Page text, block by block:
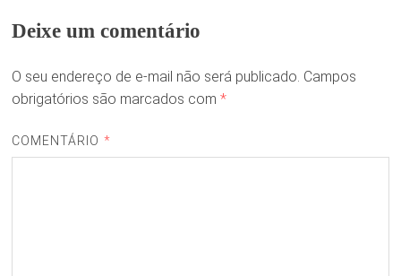
Deixe um comentário
O seu endereço de e-mail não será publicado. Campos
obrigatórios são marcados com *
COMENTÁRIO *